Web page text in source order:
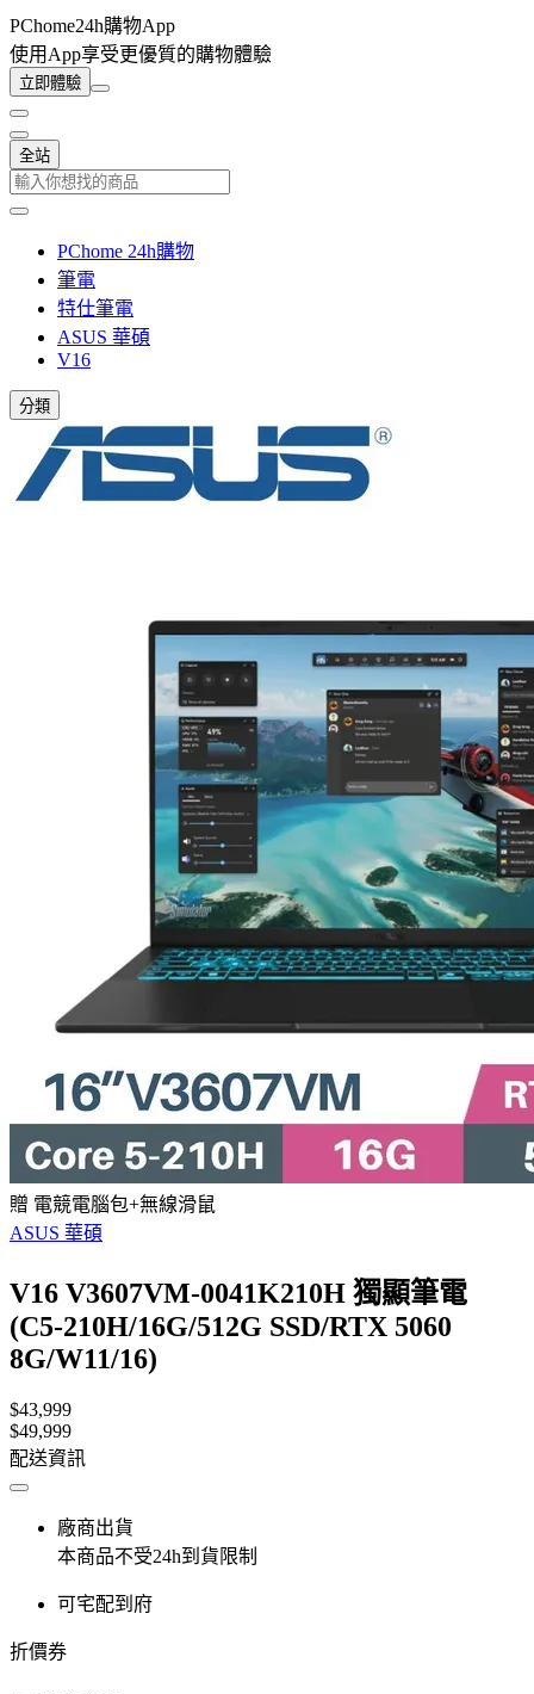
PChome24h購物App
使用App享受更優質的購物體驗
立即體驗
全站
PChome 24h購物
筆電
特仕筆電
ASUS 華碩
V16
分類
贈 電競電腦包+無線滑鼠
ASUS 華碩
V16 V3607VM-0041K210H 獨顯筆電
(C5-210H/16G/512G SSD/RTX 5060
8G/W11/16)
$43,999
$49,999
配送資訊
廠商出貨
本商品不受24h到貨限制
可宅配到府
折價券